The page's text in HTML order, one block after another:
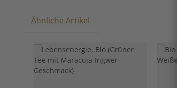
Ähnliche Artikel
Produktgalerie überspringen